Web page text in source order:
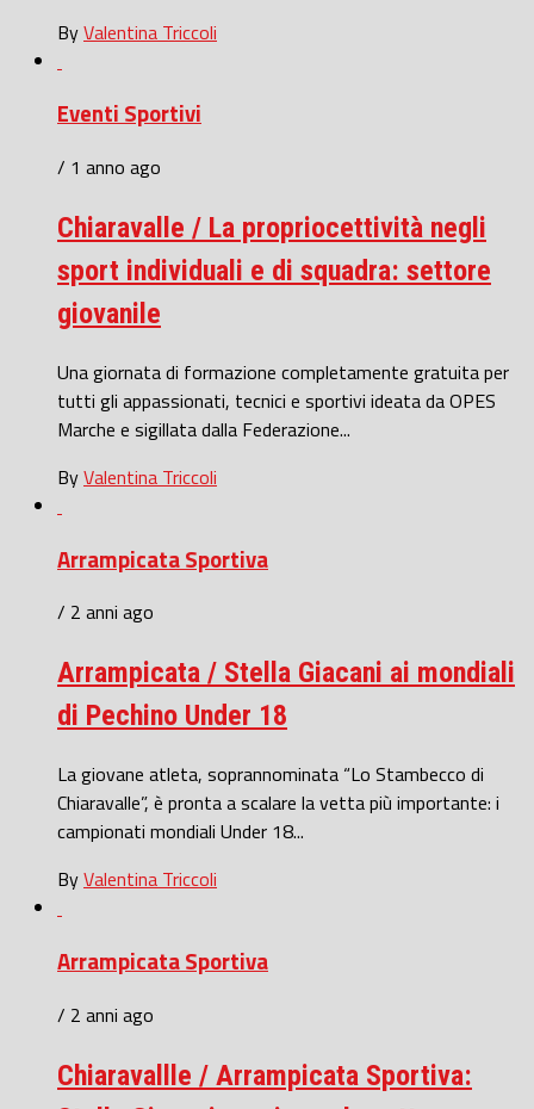
ByValentina Triccoli
Eventi Sportivi
/ 1 anno ago
Chiaravalle / La propriocettività negli
sport individuali e di squadra: settore
giovanile
Una giornata di formazione completamente gratuita per
tutti gli appassionati, tecnici e sportivi ideata da OPES
Marche e sigillata dalla Federazione...
ByValentina Triccoli
Arrampicata Sportiva
/ 2 anni ago
Arrampicata / Stella Giacani ai mondiali
di Pechino Under 18
La giovane atleta, soprannominata “Lo Stambecco di
Chiaravalle”, è pronta a scalare la vetta più importante: i
campionati mondiali Under 18...
ByValentina Triccoli
Arrampicata Sportiva
/ 2 anni ago
Chiaravallle / Arrampicata Sportiva: